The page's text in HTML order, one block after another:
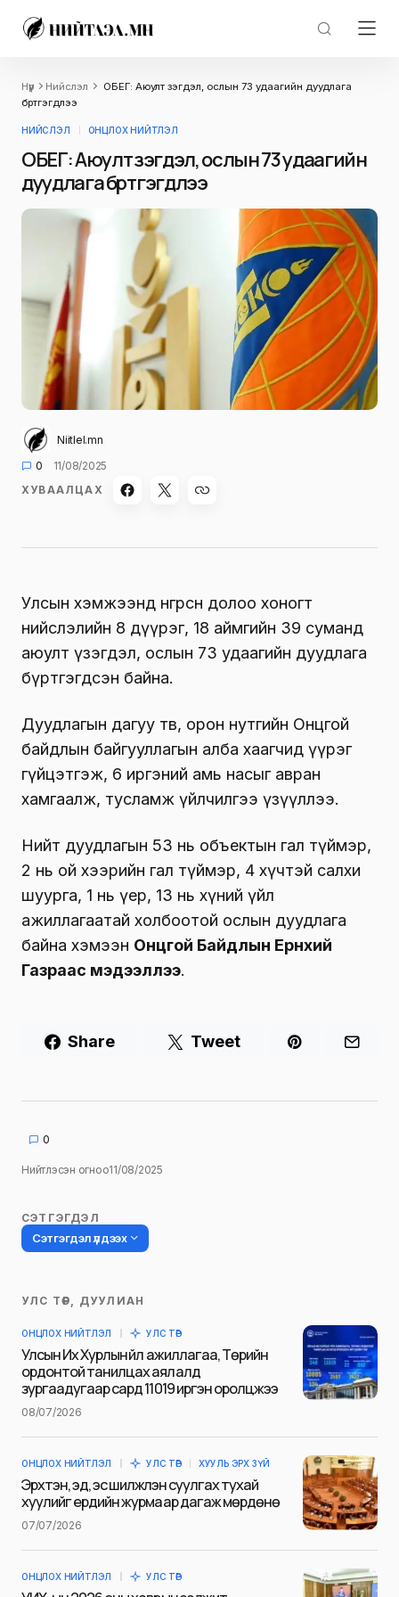
Нүүр Нийслэл
ОБЕГ: Аюулт үзэгдэл, ослын 73 удаагийн дуудлага
бүртгэгдлээ
НИЙСЛЭЛ ОНЦЛОХ НИЙТЛЭЛ
ОБЕГ: Аюулт үзэгдэл, ослын 73 удаагийн
дуудлага бүртгэгдлээ
Niitlel.mn
0
11/08/2025
ХУВААЛЦАХ
Улсын хэмжээнд өнгөрсөн долоо хоногт
нийслэлийн 8 дүүрэг, 18 аймгийн 39 суманд
аюулт үзэгдэл, ослын 73 удаагийн дуудлага
бүртгэгдсэн байна.
Дуудлагын дагуу төв, орон нутгийн Онцгой
байдлын байгууллагын алба хаагчид үүрэг
гүйцэтгэж, 6 иргэний амь насыг авран
хамгаалж, тусламж үйлчилгээ үзүүллээ.
Нийт дуудлагын 53 нь объектын гал түймэр,
2 нь ой хээрийн гал түймэр, 4 хүчтэй салхи
шуурга, 1 нь үер, 13 нь хүний үйл
ажиллагаатай холбоотой ослын дуудлага
байна хэмээн Онцгой Байдлын Ерөнхий
Газраас мэдээллээ.
Share Tweet
0
Нийтлэсэн огноо11/08/2025
СЭТГЭГДЭЛ
Сэтгэгдэл үлдээх
Таны имэйл хаягийг нийтлэхгүй.
тэмдэглэсэн
Сэтгэгдэл*
Name
УЛС ТӨР, ДУУЛИАН
ОНЦЛОХ НИЙТЛЭЛ УЛС ТӨР
Улсын Их Хурлын үйл ажиллагаа, Төрийн
ордонтой танилцах аялалд
зургаадугаар сард 11019 иргэн оролцжээ
08/07/2026
ОНЦЛОХ НИЙТЛЭЛ УЛС ТӨР ХУУЛЬ ЭРХ ЗҮЙ
Эрхтэн, эд, эс шилжүүлэн суулгах тухай
хуулийг ердийн журмаар дагаж мөрдөнө
07/07/2026
ОНЦЛОХ НИЙТЛЭЛ УЛС ТӨР